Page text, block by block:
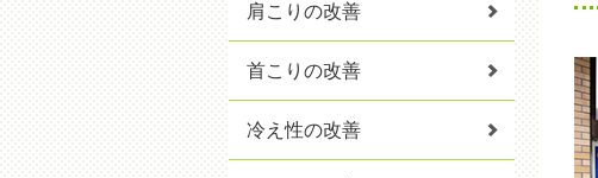
肩こりの改善
首こりの改善
冷え性の改善